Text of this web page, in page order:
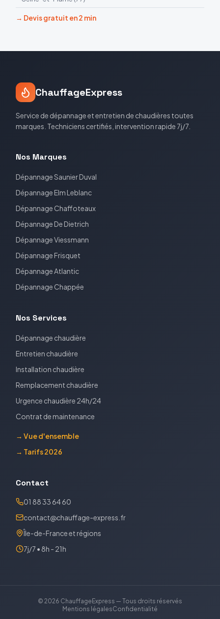
→ Devis gratuit en 2 min
ChauffageExpress
Service de dépannage et entretien de chaudières toutes
marques. Techniciens certifiés, intervention rapide 7j/7.
Nos Marques
DépannageSaunier Duval
DépannageElm Leblanc
Dépannage Chaffoteaux
DépannageDe Dietrich
DépannageViessmann
DépannageFrisquet
DépannageAtlantic
Dépannage Chappée
Nos Services
Dépannage chaudière
Entretien chaudière
Installation chaudière
Remplacement chaudière
Urgence chaudière 24h/24
Contrat de maintenance
→ Vue d'ensemble
→ Tarifs 2026
Contact
01 88 33 64 60
contact@chauffage-express.fr
Île-de-France et régions
7j/7 • 8h - 21h
© 2026 ChauffageExpress — Tous droits réservés
Mentions légalesConfidentialité